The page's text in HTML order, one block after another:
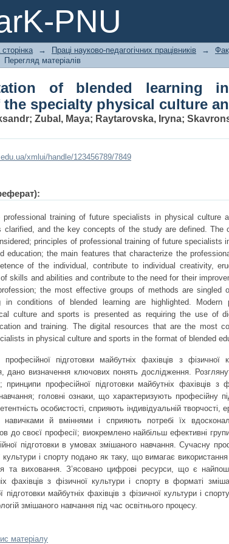
PNU
of blended learning
and sports
→ Праці науково-педагогічних працівників →
Перегляд матеріалів
of blended learning
specialty physical culture
; Zubal, Maya; Raytarovska, Iryna;
xmlui/handle/123456789/7849
training of future specialists in physical culture
clarified, and the key concepts of the study are defined. The
principles of professional training of future specialists
education; the main features that characterize the
of the individual, contribute to individual creativity,
skills and abilities and contribute to the need for their
the most effective groups of methods are singled
in conditions of blended learning are highlighted. Modern
culture and sports is presented as requiring the use of
and training. The digital resources that are the most
in physical culture and sports in the format of blended
професійної підготовки майбутніх фахівців з
дано визначення ключових понять дослідження.
принципи професійної підготовки майбутніх фахівців з
головні ознаки, що характеризують професійну
особистості, сприяють індивідуальній творчості,
навичками й вміннями і сприяють потребі їх
до своєї професії; виокремлено найбільш ефективні
підготовки в умовах змішаного навчання. Сучасну
культури і спорту подано як таку, що вимагає використання
та виховання. З’ясовано цифрові ресурси, що є
фахівців з фізичної культури і спорту в форматі
підготовки майбутніх фахівців з фізичної культури і
змішаного навчання під час освітнього процесу.
матеріалу